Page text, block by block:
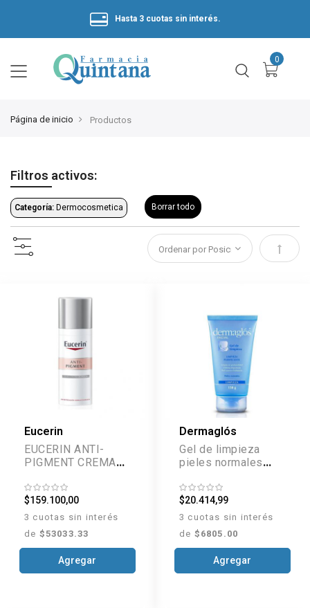
Hasta 3 cuotas sin interés.
Página de inicio Productos
Filtros activos:
Categoría: Dermocosmetica Borrar todo
Eucerin
EUCERIN ANTI-
PIGMENT CREMA
$159.100,00
3 cuotas sin interés
de $53033.33
Agregar
Dermaglós
Gel de limpieza
pieles normales
$20.414,99
3 cuotas sin interés
de $6805.00
Agregar